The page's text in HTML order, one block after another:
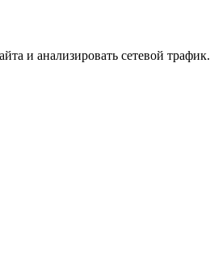
и анализировать сетевой трафик.